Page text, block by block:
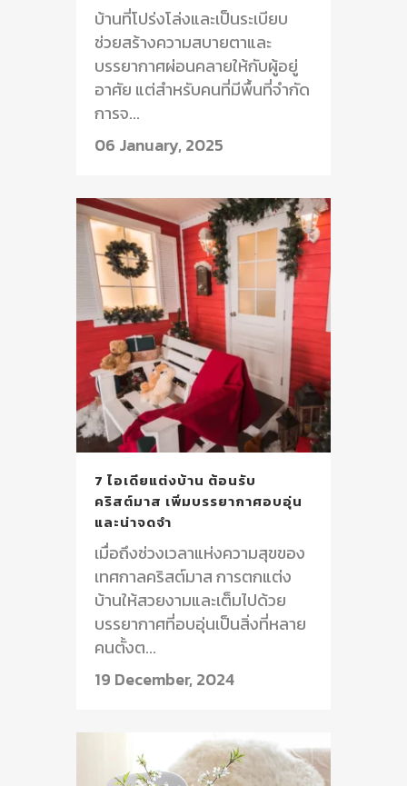
บ้านที่โปร่งโล่งและเป็นระเบียบ
ช่วยสร้างความสบายตาและ
บรรยากาศผ่อนคลายให้กับผู้อยู่
อาศัย แต่สำหรับคนที่มีพื้นที่จำกัด
การจ...
06 January, 2025
7 ไอเดียแต่งบ้าน ต้อนรับ
คริสต์มาส เพิ่มบรรยากาศอบอุ่น
และน่าจดจำ
เมื่อถึงช่วงเวลาแห่งความสุขของ
เทศกาลคริสต์มาส การตกแต่ง
บ้านให้สวยงามและเต็มไปด้วย
บรรยากาศที่อบอุ่นเป็นสิ่งที่หลาย
คนตั้งต...
19 December, 2024